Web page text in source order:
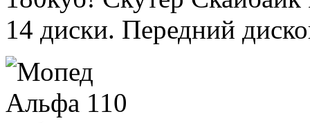
14 диски. Передний